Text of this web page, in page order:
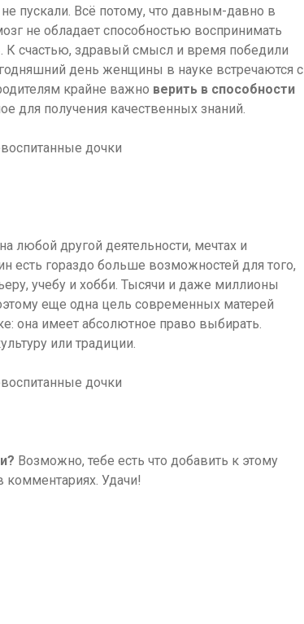
пускали. Всё потому, что давным-давно в
не обладает способностью воспринимать
счастью, здравый смысл и время победили
день женщины в науке встречаются с
крайне важно верить в способности
для получения качественных знаний.
любой другой деятельности, мечтах и
гораздо больше возможностей для того,
учебу и хобби. Тысячи и даже миллионы
еще одна цель современных матерей
она имеет абсолютное право выбирать.
или традиции.
Возможно, тебе есть что добавить к этому
Удачи!